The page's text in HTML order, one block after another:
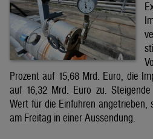
Prozent auf 15,68 Mrd. Euro, die
auf 16,32 Mrd. Euro zu.
Wert für die Einfuhren
am Freitag in einer Aussendung.